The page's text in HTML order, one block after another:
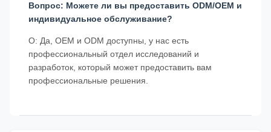
Вопрос: Можете ли вы предоставить ODM/OEM и
индивидуальное обслуживание?
О: Да, OEM и ODM доступны, у нас есть
профессиональный отдел исследований и
разработок, который может предоставить вам
профессиональные решения.